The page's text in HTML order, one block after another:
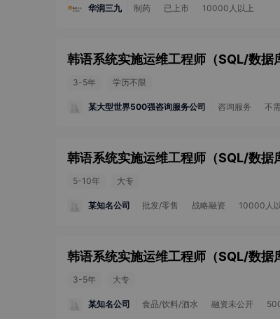
华润三九 制药 已上市 10000人以上
韩语系统实施运维工程师（SQL/数据
3-5年 学历不限
某大型世界500强咨询服务公司 咨询服务 不
韩语系统实施运维工程师（SQL/数据
5-10年 大专
某知名公司 批发/零售 战略融资 10000人
韩语系统实施运维工程师（SQL/数据
3-5年 大专
某知名公司 食品/饮料/酒水 融资未公开